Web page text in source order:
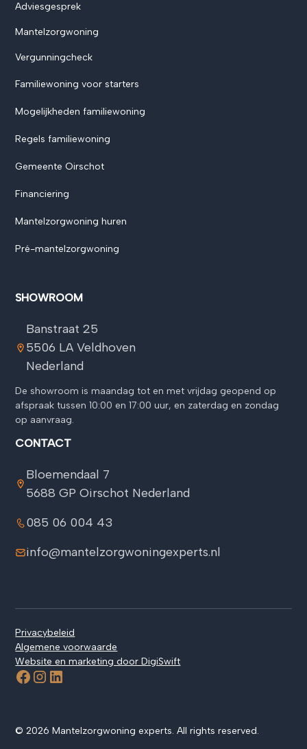
Adviesgesprek
Mantelzorgwoning
Vergunningcheck
Familiewoning voor starters
Mogelijkheden familiewoning
Regels familiewoning
Gemeente Oirschot
Financiering
Mantelzorgwoning huren
Pré-mantelzorgwoning
SHOWROOM
Banstraat 25
5506 LA Veldhoven
Nederland
⁠De showroom is maandag tot en met vrijdag geopend op
afspraak tussen 10:00 en 17:00 uur, en zaterdag en zondag
op aanvraag.
CONTACT
Bloemendaal 7
5688 GP Oirschot Nederland
085 06 004 43
info@mantelzorgwoningexperts.nl
© 2026 Mantelzorgwoning experts. All rights reserved.
Privacybeleid
Algemene voorwaarde
Website en marketing door DigiSwift